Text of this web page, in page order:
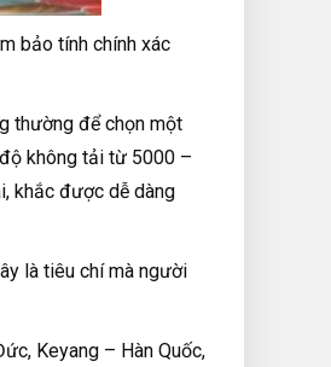
bảo tính chính xác
thường để chọn một
không tải từ 5000 –
khắc được dễ dàng
là tiêu chí mà người
Keyang – Hàn Quốc,